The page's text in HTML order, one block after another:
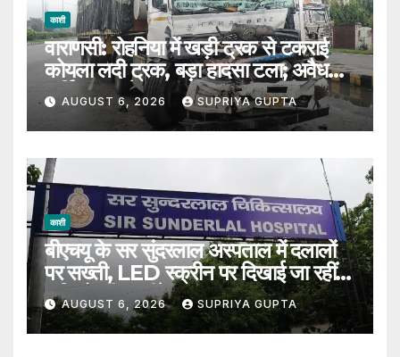
काशी
वाराणसी: रोहनिया में खड़ी ट्रक से टकराई
कोयला लदी ट्रक, बड़ा हादसा टला; अवैध
पार्किंग पर उठे सवाल
AUGUST 6, 2026 SUPRIYA GUPTA
काशी
बीएचयू के सर सुंदरलाल अस्पताल में दलालों
पर सख्ती, LED स्क्रीन पर दिखाई जा रहीं
संदिग्धों की तस्वीरें
AUGUST 6, 2026 SUPRIYA GUPTA